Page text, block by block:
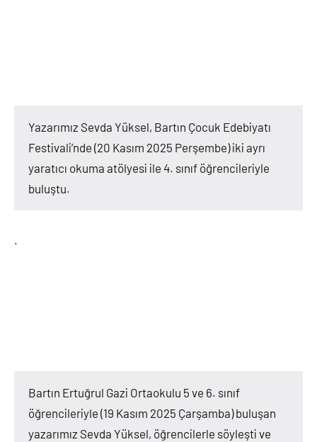
Yazarımız Sevda Yüksel, Bartın Çocuk Edebiyatı
Festivali’nde (20 Kasım 2025 Perşembe) iki ayrı
yaratıcı okuma atölyesi ile 4. sınıf öğrencileriyle
buluştu.
.
Bartın Ertuğrul Gazi Ortaokulu 5 ve 6. sınıf
öğrencileriyle (19 Kasım 2025 Çarşamba) buluşan
yazarımız Sevda Yüksel, öğrencilerle söyleşti ve